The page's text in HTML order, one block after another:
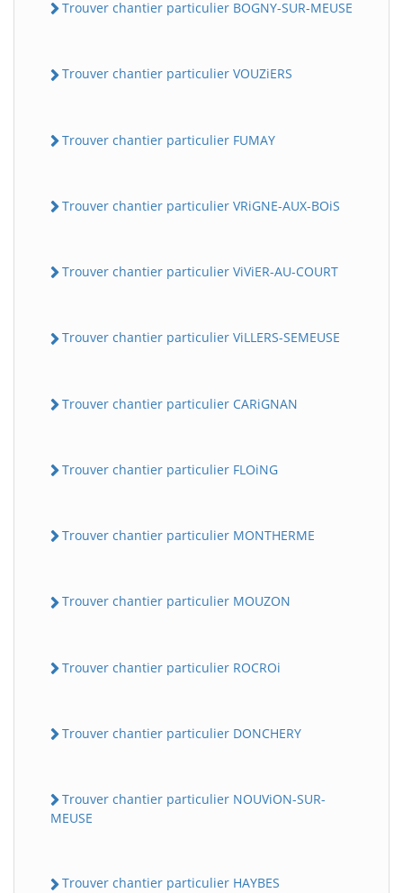
Trouver chantier particulier BOGNY-SUR-MEUSE
Trouver chantier particulier VOUZiERS
Trouver chantier particulier FUMAY
Trouver chantier particulier VRiGNE-AUX-BOiS
Trouver chantier particulier ViViER-AU-COURT
Trouver chantier particulier ViLLERS-SEMEUSE
Trouver chantier particulier CARiGNAN
Trouver chantier particulier FLOiNG
Trouver chantier particulier MONTHERME
Trouver chantier particulier MOUZON
Trouver chantier particulier ROCROi
Trouver chantier particulier DONCHERY
Trouver chantier particulier NOUViON-SUR-
MEUSE
Trouver chantier particulier HAYBES